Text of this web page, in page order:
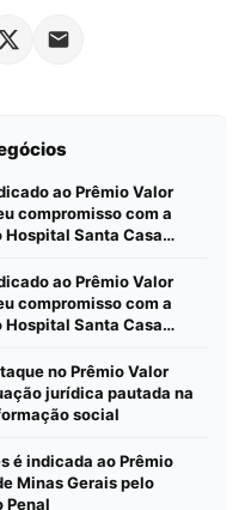
ao Prêmio Valor
compromisso com a
Hospital Santa Casa
ao Prêmio Valor
compromisso com a
Hospital Santa Casa
no Prêmio Valor
jurídica pautada na
social
é indicada ao Prêmio
Minas Gerais pelo
Penal